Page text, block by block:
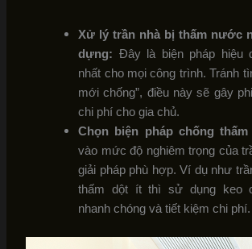
Xử lý trần nhà bị thấm nước
dựng: Đây là biện pháp hiệu
nhất cho mọi công trình. Tránh
mới chống”, điều này sẽ gây
chi phí cho gia chủ.
Chọn biện pháp chống
vào mức độ nghiêm trọng của
giải pháp phù hợp. Ví dụ như
thấm dột ít thì sử dụng keo
nhanh chóng và tiết kiệm chi phí.